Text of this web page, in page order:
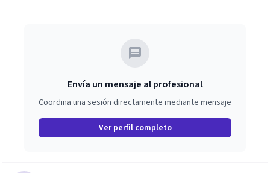
Envía un mensaje al profesional
Coordina una sesión directamente mediante mensaje
Ver perfil completo